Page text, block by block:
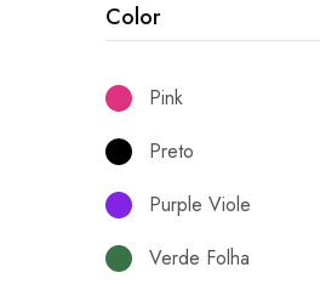
Color
Pink
Preto
Purple Viole
Verde Folha